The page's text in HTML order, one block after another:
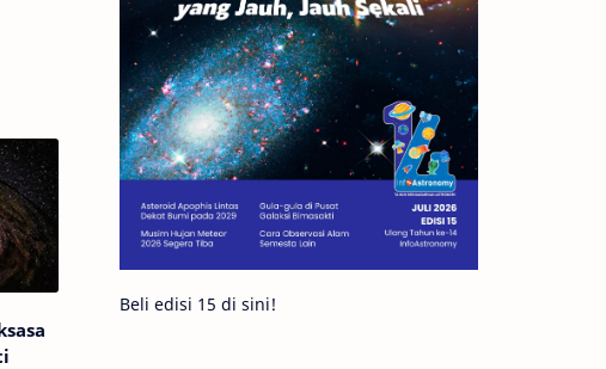
Hoax Bima Sakti
Meteor Gerhana
Komet ISON Jupiter
Planet Kerdil Bumi
Pengetahuan Berita
Beli edisi 15 di sini!